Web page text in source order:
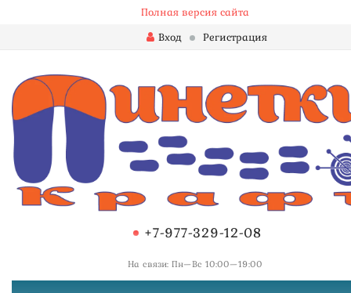
Полная версия сайта
Вход
Регистрация
+7-977-329-12-08
На связи: Пн—Вс 10:00—19:00